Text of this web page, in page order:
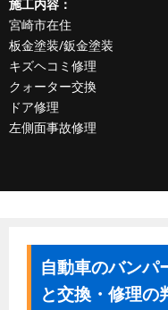
施工内容：
宮崎市在住
板金塗装/鈑金塗装
キズヘコミ修理
クォーター交換
ドア修理
左側面事故修理
自動車のバンパ
と交換・修理の